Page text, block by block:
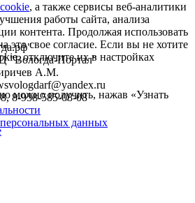
Портал"
А.М.
8-958-585-08-08
данных
, а также сервисы веб-аналитики
работы сайта, анализа
контента. Продолжая использовать
это свое согласие. Если вы не хотите
отключите их в настройках
можно получить, нажав «Узнать